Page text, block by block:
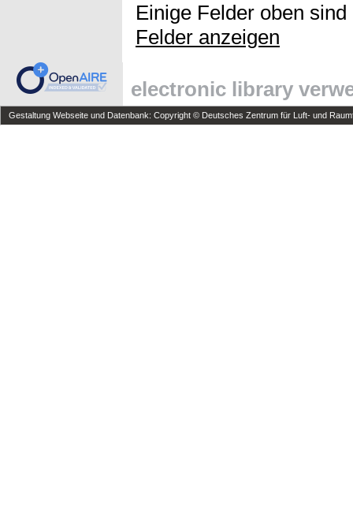
Einige Felder oben
Felder anzeigen
electronic library
Gestaltung Webseite und Datenbank: Copyright © Deutsches Zentrum für Luft- und